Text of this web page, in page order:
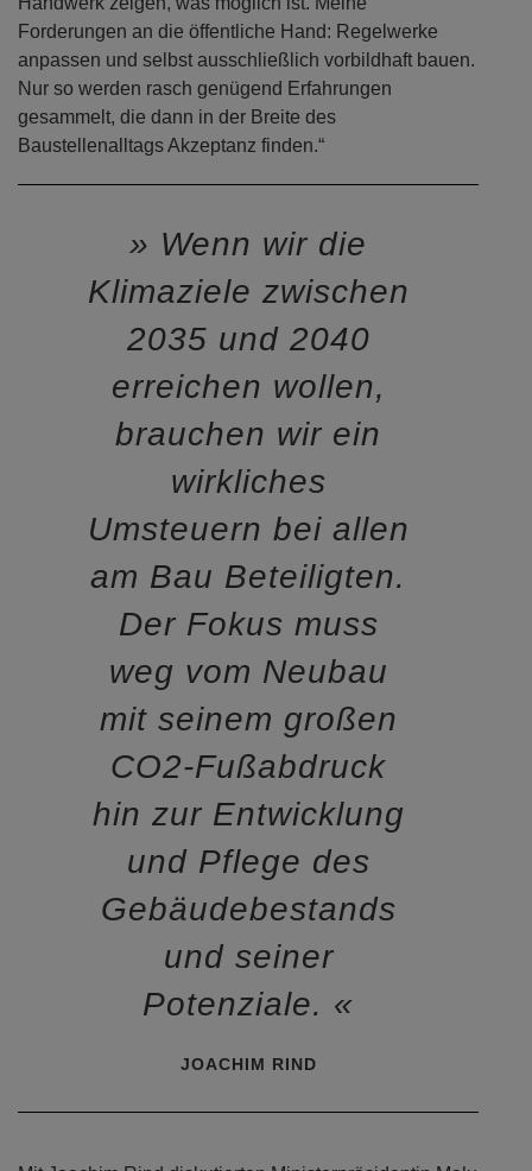
natürlich Haftungsfragen. Deshalb brauchen wir
Prototypen. Wir müssen gemeinsam mit den
Hochschulen, den Forschungsinstituten und dem
Handwerk zeigen, was möglich ist. Meine
Forderungen an die öffentliche Hand: Regelwerke
anpassen und selbst ausschließlich vorbildhaft bauen.
Nur so werden rasch genügend Erfahrungen
Baustellenalltags Akzeptanz finden.“
Wenn wir die
Klimaziele zwischen
2035 und 2040
erreichen wollen,
brauchen wir ein
wirkliches
Umsteuern bei allen
am Bau Beteiligten.
Der Fokus muss
weg vom Neubau
mit seinem großen
CO2-Fußabdruck
hin zur Entwicklung
und Pflege des
Gebäudebestands
und seiner